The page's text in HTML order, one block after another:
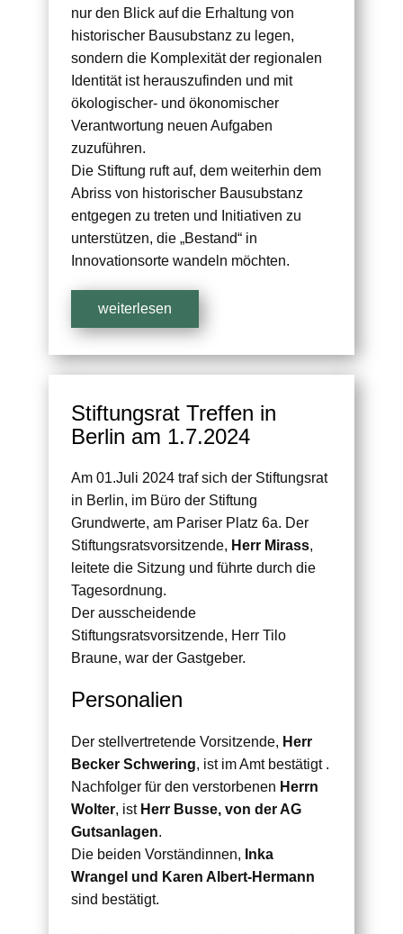
nur den Blick auf die Erhaltung von
historischer Bausubstanz zu legen,
sondern die Komplexität der regionalen
Identität ist herauszufinden und mit
ökologischer- und ökonomischer
Verantwortung neuen Aufgaben
zuzuführen.
Die Stiftung ruft auf, dem weiterhin dem
Abriss von historischer Bausubstanz
entgegen zu treten und Initiativen zu
unterstützen, die „Bestand“ in
Innovationsorte wandeln möchten.
weiterlesen
Stiftungsrat Treffen in
Berlin am 1.7.2024
Am 01.Juli 2024 traf sich der Stiftungsrat
in Berlin, im Büro der Stiftung
Grundwerte, am Pariser Platz 6a. Der
Stiftungsratsvorsitzende, Herr Mirass,
leitete die Sitzung und führte durch die
Tagesordnung.
Der ausscheidende
Stiftungsratsvorsitzende, Herr Tilo
Braune, war der Gastgeber.
Personalien
Der stellvertretende Vorsitzende, Herr
Becker Schwering, ist im Amt bestätigt .
Nachfolger für den verstorbenen Herrn
Wolter, ist Herr Busse, von der AG
Gutsanlagen.
Die beiden Vorständinnen, Inka
Wrangel und Karen Albert-Hermann
sind bestätigt.